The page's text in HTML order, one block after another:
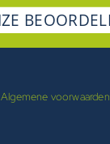
Algemene voorwaarden